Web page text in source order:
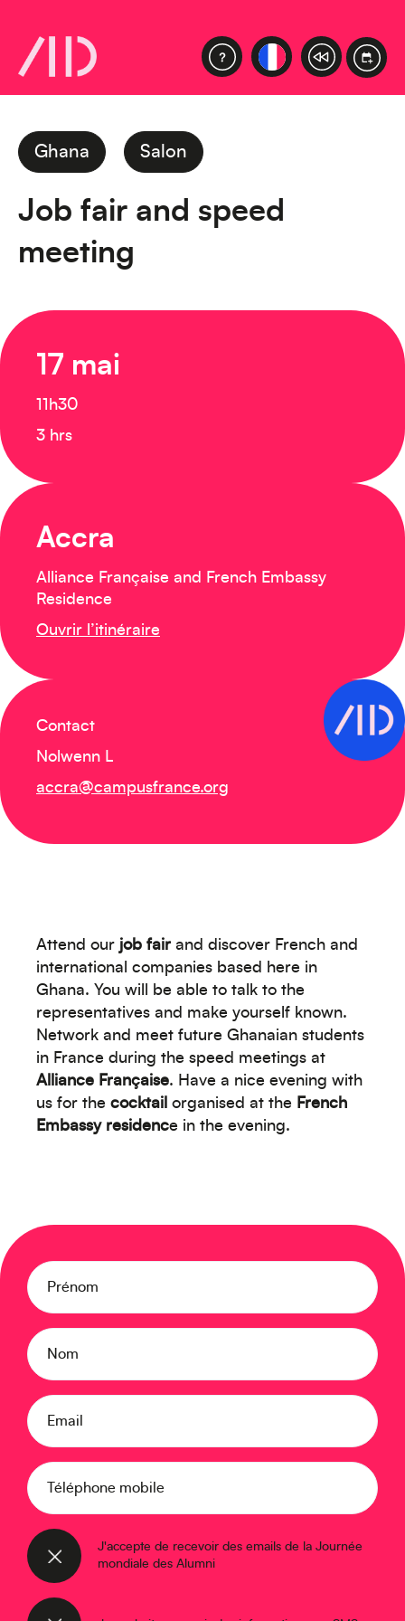
Ghana Salon
Job fair and speed
meeting
17 mai
11h30
3 hrs
Accra
Alliance Française and French Embassy
Residence
Ouvrir l’itinéraire
Contact
Nolwenn L
accra@campusfrance.org
Attend our job fair and discover French and
international companies based here in
Ghana. You will be able to talk to the
representatives and make yourself known.
Network and meet future Ghanaian students
in France during the speed meetings at
Alliance Française. Have a nice evening with
us for the cocktail organised at the French
Embassy residence in the evening.
Prénom
Nom
Email
Téléphone mobile
J'accepte de recevoir des emails de la Journée
mondiale des Alumni
Caraïbes
Europe
Moyen-Orient
Océanie
Créez votre événement